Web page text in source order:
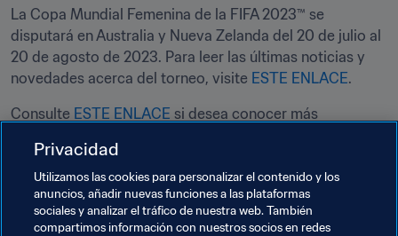
La Copa Mundial Femenina de la FIFA 2023™ se
disputará en Australia y Nueva Zelanda del 20 de julio al
20 de agosto de 2023. Para leer las últimas noticias y
novedades acerca del torneo, visite ESTE ENLACE.
Consulte ESTE ENLACE si desea conocer más
Temas relacionados
Privacidad
Utilizamos las cookies para personalizar el contenido y los
anuncios, añadir nuevas funciones a las plataformas
sociales y analizar el tráfico de nuestra web. También
compartimos información con nuestros socios en redes